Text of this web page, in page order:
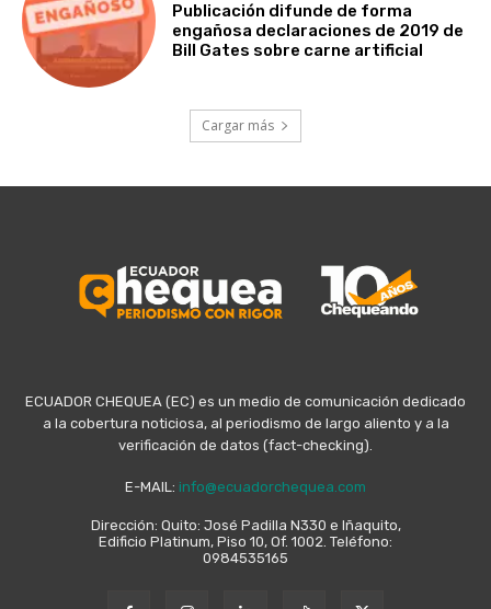
Publicación difunde de forma
engañosa declaraciones de 2019 de
Bill Gates sobre carne artificial
Cargar más
ECUADOR CHEQUEA (EC) es un medio de comunicación dedicado
a la cobertura noticiosa, al periodismo de largo aliento y a la
verificación de datos (fact-checking).
E-MAIL: info@ecuadorchequea.com
Dirección: Quito: José Padilla N330 e Iñaquito,
Edificio Platinum, Piso 10, Of. 1002. Teléfono:
0984535165